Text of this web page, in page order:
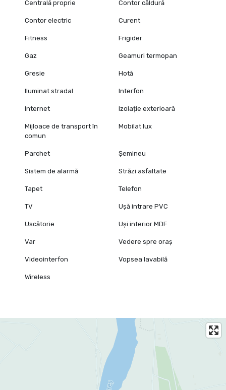
Centrală proprie Contor căldură
Contor electric Curent
Fitness Frigider
Gaz Geamuri termopan
Gresie Hotă
Iluminat stradal Interfon
Internet Izolație exterioară
Mijloace de transport în
comun
Mobilat lux
Parchet Șemineu
Sistem de alarmă Străzi asfaltate
Tapet Telefon
TV Ușă intrare PVC
Uscătorie Uși interior MDF
Var Vedere spre oraș
Videointerfon Vopsea lavabilă
Wireless